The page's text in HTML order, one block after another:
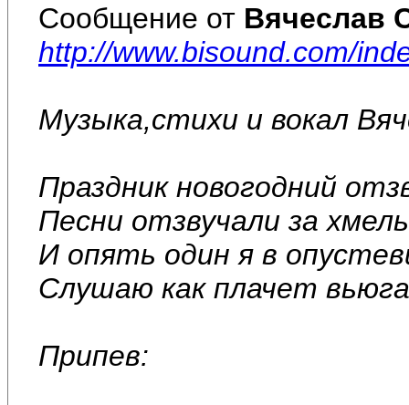
Сообщение от Вячеслав
http://www.bisound.com/
Музыка,стихи и вокал
Праздник новогодний
Песни отзвучали за
И опять один я в
Слушаю как плачет
Припев: